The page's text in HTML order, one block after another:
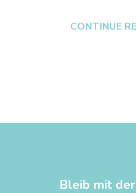
CONTINUE
Bleib mit